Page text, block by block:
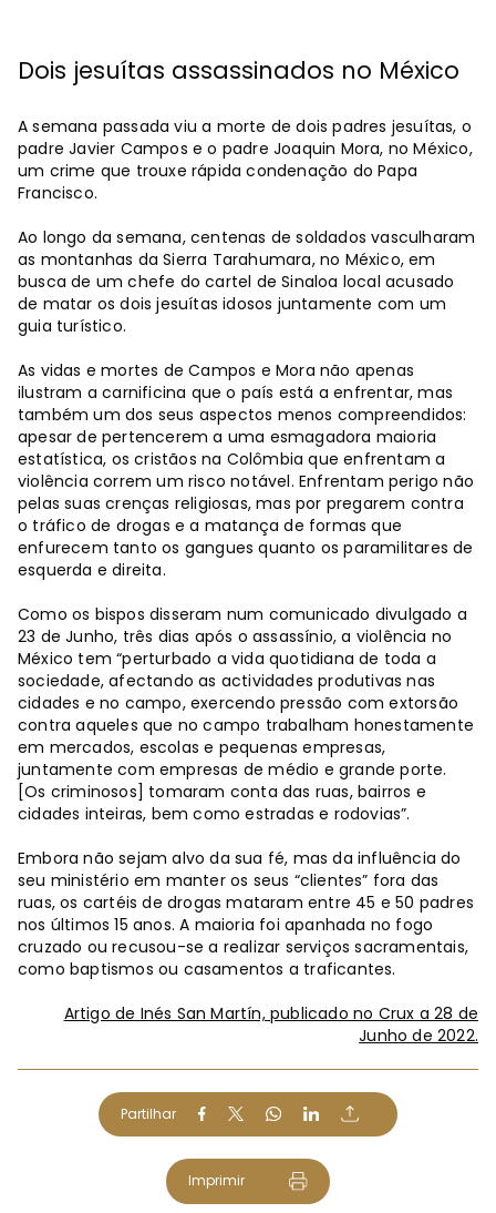
Dois jesuítas assassinados no México
A semana passada viu a morte de dois padres jesuítas, o
padre Javier Campos e o padre Joaquin Mora, no México,
um crime que trouxe rápida condenação do Papa
Francisco.
Ao longo da semana, centenas de soldados vasculharam
as montanhas da Sierra Tarahumara, no México, em
busca de um chefe do cartel de Sinaloa local acusado
de matar os dois jesuítas idosos juntamente com um
guia turístico.
As vidas e mortes de Campos e Mora não apenas
ilustram a carnificina que o país está a enfrentar, mas
também um dos seus aspectos menos compreendidos:
apesar de pertencerem a uma esmagadora maioria
estatística, os cristãos na Colômbia que enfrentam a
violência correm um risco notável. Enfrentam perigo não
pelas suas crenças religiosas, mas por pregarem contra
o tráfico de drogas e a matança de formas que
enfurecem tanto os gangues quanto os paramilitares de
esquerda e direita.
Como os bispos disseram num comunicado divulgado a
23 de Junho, três dias após o assassínio, a violência no
México tem “perturbado a vida quotidiana de toda a
sociedade, afectando as actividades produtivas nas
cidades e no campo, exercendo pressão com extorsão
contra aqueles que no campo trabalham honestamente
em mercados, escolas e pequenas empresas,
juntamente com empresas de médio e grande porte.
[Os criminosos] tomaram conta das ruas, bairros e
cidades inteiras, bem como estradas e rodovias”.
Embora não sejam alvo da sua fé, mas da influência do
seu ministério em manter os seus “clientes” fora das
ruas, os cartéis de drogas mataram entre 45 e 50 padres
nos últimos 15 anos. A maioria foi apanhada no fogo
cruzado ou recusou-se a realizar serviços sacramentais,
como baptismos ou casamentos a traficantes.
Artigo de Inés San Martín, publicado no Crux a 28 de
Junho de 2022.
Partilhar
Imprimir